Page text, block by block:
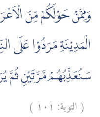
وَمِمَّنْ حَوْلَكُمْ مِّنَ
الْمَدِيْنَةِ مَرَدُوْا عَلَى
سَنُعَذِّبُهُمْ مَّرَّتَيْنِ ثُمَّ
(التوبة: ١٠١ )